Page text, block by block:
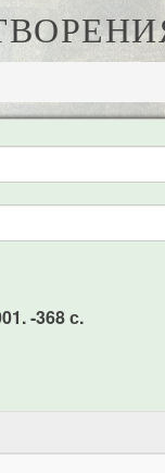
-368 с.